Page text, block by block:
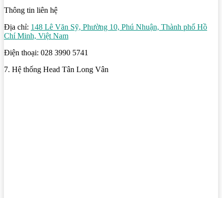
Thông tin liên hệ
Địa chỉ: 148 Lê Văn Sỹ, Phường 10, Phú Nhuận, Thành phố Hồ
Chí Minh, Việt Nam
Điện thoại: 028 3990 5741
7. Hệ thống Head Tân Long Vân